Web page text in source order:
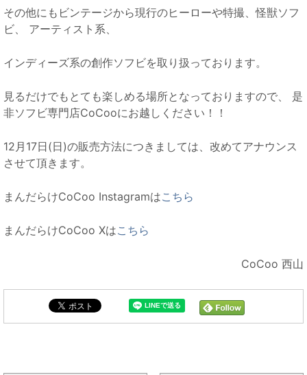
その他にもビンテージから現行のヒーローや特撮、怪獣ソフ
ビ、 アーティスト系、
インディーズ系の創作ソフビを取り扱っております。
見るだけでもとても楽しめる場所となっておりますので、 是
非ソフビ専門店CoCooにお越しください！！
12月17日(日)の販売方法につきましては、改めてアナウンス
させて頂きます。
まんだらけCoCoo Instagramはこちら
まんだらけCoCoo Xはこちら
CoCoo 西山